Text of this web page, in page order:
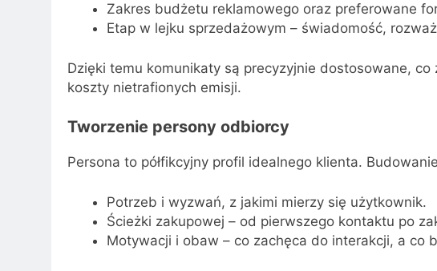
Zakres budżetu reklamowego oraz preferowane
Etap w lejku sprzedażowym – świadomość,
Dzięki temu komunikaty są precyzyjnie dostosowane, co
koszty nietrafionych emisji.
Tworzenie persony odbiorcy
Persona to półfikcyjny profil idealnego klienta.
Potrzeb i wyzwań, z jakimi mierzy się użytkownik.
Ścieżki zakupowej – od pierwszego kontaktu po
Motywacji i obaw – co zachęca do interakcji, a co